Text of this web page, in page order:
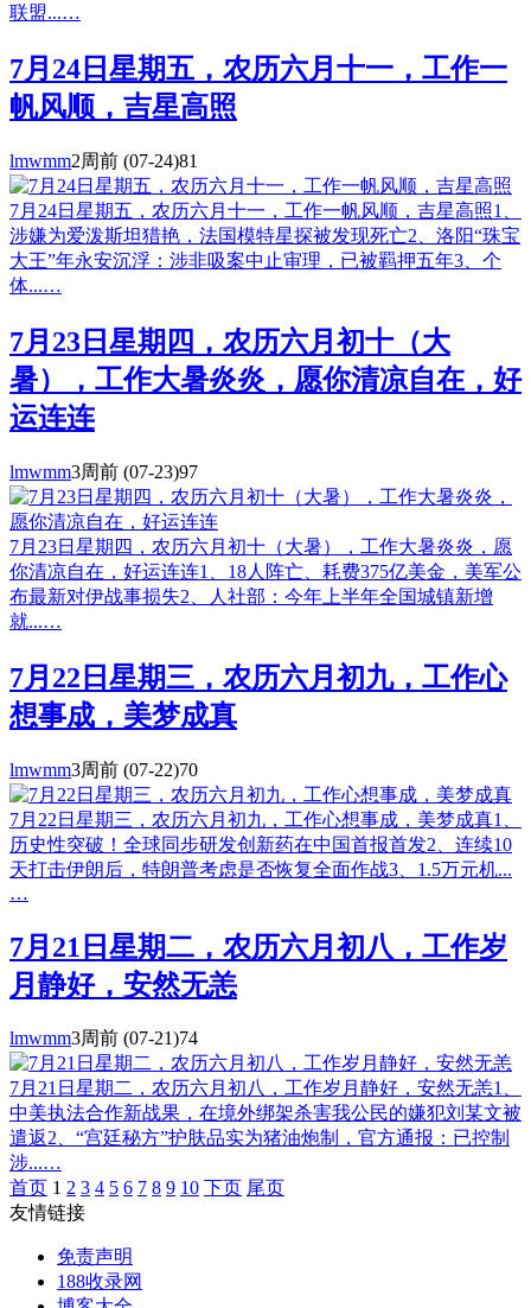
联盟...…
7月24日星期五，农历六月十一，工作一
帆风顺，吉星高照
lmwmm2周前 (07-24)81
7月24日星期五，农历六月十一，工作一帆风顺，吉星高照1、
涉嫌为爱泼斯坦猎艳，法国模特星探被发现死亡2、洛阳“珠宝
大王”年永安沉浮：涉非吸案中止审理，已被羁押五年3、个
体...…
7月23日星期四，农历六月初十（大
暑），工作大暑炎炎，愿你清凉自在，好
运连连
lmwmm3周前 (07-23)97
7月23日星期四，农历六月初十（大暑），工作大暑炎炎，愿
你清凉自在，好运连连1、18人阵亡、耗费375亿美金，美军公
布最新对伊战事损失2、人社部：今年上半年全国城镇新增
就...…
7月22日星期三，农历六月初九，工作心
想事成，美梦成真
lmwmm3周前 (07-22)70
7月22日星期三，农历六月初九，工作心想事成，美梦成真1、
历史性突破！全球同步研发创新药在中国首报首发2、连续10
天打击伊朗后，特朗普考虑是否恢复全面作战3、1.5万元机...
…
7月21日星期二，农历六月初八，工作岁
月静好，安然无恙
lmwmm3周前 (07-21)74
7月21日星期二，农历六月初八，工作岁月静好，安然无恙1、
中美执法合作新战果，在境外绑架杀害我公民的嫌犯刘某文被
遣返2、“宫廷秘方”护肤品实为猪油炮制，官方通报：已控制
涉...…
首页 1 2 3 4 5 6 7 8 9 10 下页 尾页
友情链接
免责声明
188收录网